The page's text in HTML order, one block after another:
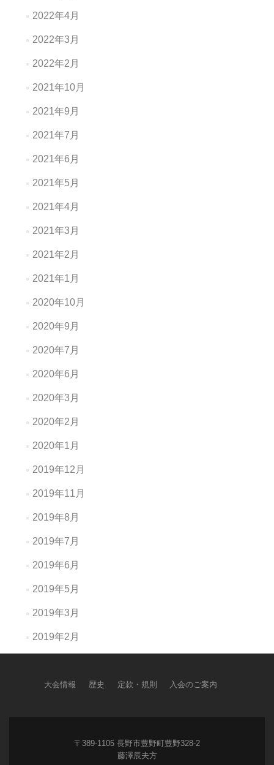
2022年4月
2022年3月
2022年2月
2021年10月
2021年9月
2021年7月
2021年6月
2021年5月
2021年4月
2021年3月
2021年2月
2021年1月
2020年10月
2020年9月
2020年7月
2020年6月
2020年3月
2020年2月
2020年1月
2019年12月
2019年11月
2019年8月
2019年7月
2019年6月
2019年5月
2019年3月
2019年2月
大会情報 歴史 定款・規則 入会のご案内
〒389-1105 長野市豊野町豊野328-2
藤澤辰夫方